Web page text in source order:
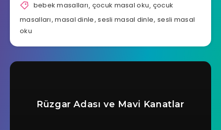
bebek masalları, çocuk masal oku, çocuk
masalları,masal dinle,sesli masal dinle, sesli masal
oku
Rüzgar Adası ve Mavi Kanatlar